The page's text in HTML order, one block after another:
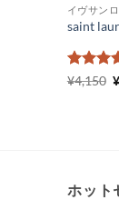
イヴサン
5段階中
¥4,150
ホット